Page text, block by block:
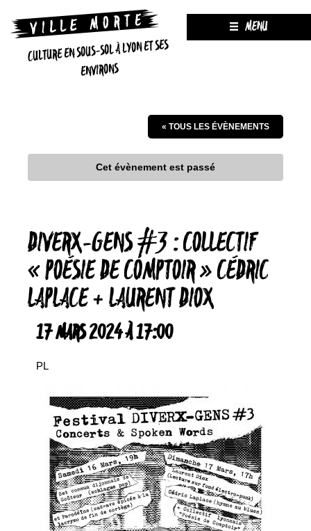
CULTURE EN SOUS-SOL À LYON ET SES
ENVIRONS
MENU
« TOUS LES ÉVÈNEMENTS
Cet évènement est passé
DIVERX-GENS #3 : COLLECTIF
« POÉSIE DE COMPTOIR » CÉDRIC
LAPLACE + LAURENT DIOX
17 MARS 2024 À 17:00
PL